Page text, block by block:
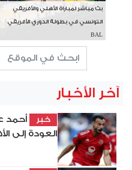
بث مباشر لمباراة الأهلي والأفريقي
التونسي في بطولة الدوري الأفريقي
BAL
آخر الأخبار
خبر
أحمد
العودة إلى